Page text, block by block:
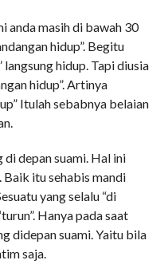
anda masih di bawah 30
hidup”. Begitu
hidup. Tapi diusia
hidup”. Artinya
Itulah sebabnya belaian
di depan suami. Hal ini
Baik itu sehabis mandi
yang selalu “di
Hanya pada saat
didepan suami. Yaitu bila
saja.